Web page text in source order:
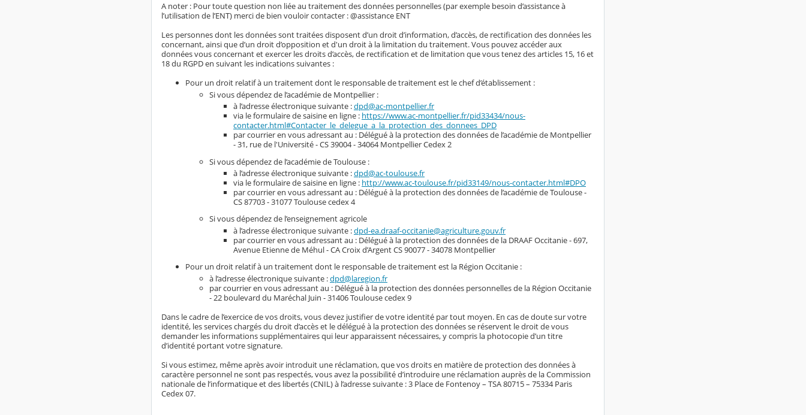
A noter : Pour toute question non liée au traitement des données personnelles (par exemple besoin d’assistance à
l’utilisation de l’ENT) merci de bien vouloir contacter : @assistance ENT
Les personnes dont les données sont traitées disposent d’un droit d’information, d’accès, de rectification des données les
concernant, ainsi que d’un droit d’opposition et d'un droit à la limitation du traitement. Vous pouvez accéder aux
données vous concernant et exercer les droits d’accès, de rectification et de limitation que vous tenez des articles 15, 16 et
18 du RGPD en suivant les indications suivantes :
Pour un droit relatif à un traitement dont le responsable de traitement est le chef d’établissement :
Si vous dépendez de l’académie de Montpellier :
à l’adresse électronique suivante :dpd@ac-montpellier.fr
via le formulaire de saisine en ligne : https://www.ac-montpellier.fr/pid33434/nous-
contacter.html#Contacter_le_delegue_a_la_protection_des_donnees_DPD
par courrier en vous adressant au : Délégué à la protection des données de l’académie de Montpellier
- 31, rue de l'Université - CS 39004 - 34064 Montpellier Cedex 2
Si vous dépendez de l’académie de Toulouse :
à l’adresse électronique suivante :dpd@ac-toulouse.fr
via le formulaire de saisine en ligne : http://www.ac-toulouse.fr/pid33149/nous-contacter.html#DPO
par courrier en vous adressant au : Délégué à la protection des données de l’académie de Toulouse -
CS 87703 - 31077 Toulouse cedex 4
Si vous dépendez de l’enseignement agricole
à l’adresse électronique suivante :dpd-ea.draaf-occitanie@agriculture.gouv.fr
par courrier en vous adressant au : Délégué à la protection des données de la DRAAF Occitanie - 697,
Avenue Etienne de Méhul - CA Croix d’Argent CS 90077 - 34078 Montpellier
Pour un droit relatif à un traitement dont le responsable de traitement est la Région Occitanie :
à l’adresse électronique suivante :dpd@laregion.fr
par courrier en vous adressant au : Délégué à la protection des données personnelles de la Région Occitanie
- 22 boulevard du Maréchal Juin - 31406 Toulouse cedex 9
Dans le cadre de l’exercice de vos droits, vous devez justifier de votre identité par tout moyen. En cas de doute sur votre
identité, les services chargés du droit d’accès et le délégué à la protection des données se réservent le droit de vous
demander les informations supplémentaires qui leur apparaissent nécessaires, y compris la photocopie d’un titre
d’identité portant votre signature.
Si vous estimez, même après avoir introduit une réclamation, que vos droits en matière de protection des données à
caractère personnel ne sont pas respectés, vous avez la possibilité d’introduire une réclamation auprès de la Commission
nationale de l’informatique et des libertés (CNIL) à l’adresse suivante : 3 Place de Fontenoy – TSA 80715 – 75334 Paris
Cedex 07.